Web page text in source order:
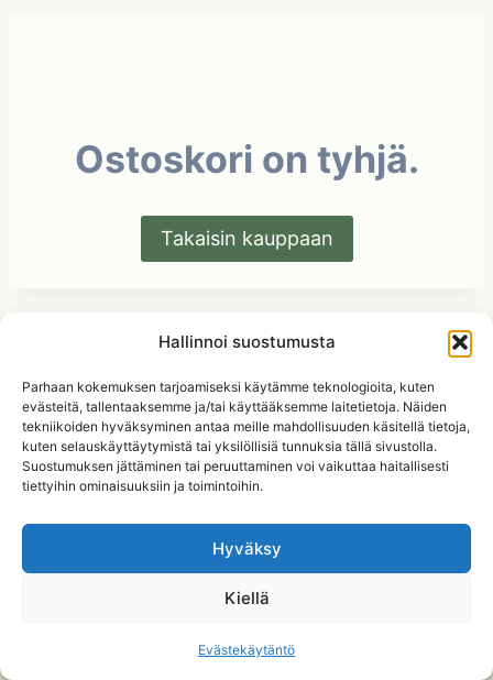
Hallinnoi suostumusta
Parhaan kokemuksen tarjoamiseksi käytämme teknologioita, kuten
evästeitä, tallentaaksemme ja/tai käyttääksemme laitetietoja. Näiden
tekniikoiden hyväksyminen antaa meille mahdollisuuden käsitellä tietoja,
kuten selauskäyttäytymistä tai yksilöllisiä tunnuksia tällä sivustolla.
Suostumuksen jättäminen tai peruuttaminen voi vaikuttaa haitallisesti
tiettyihin ominaisuuksiin ja toimintoihin.
Hyväksy
Kiellä
Evästekäytäntö
Ostoskori on tyhjä.
Takaisin kauppaan
Luonnonrytmit.fi - kaikki oikeudet pidätetään.
tietosuojaseloste